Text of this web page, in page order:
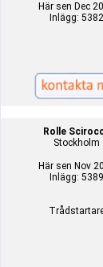
Här sen Dec
Inlägg: 5382
Rolle
Stockholm
Här sen Nov
Inlägg: 5389